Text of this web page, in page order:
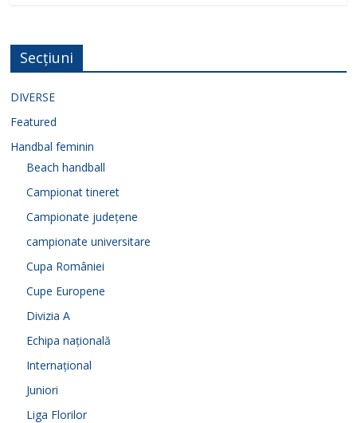
Secțiuni
DIVERSE
Featured
Handbal feminin
Beach handball
Campionat tineret
Campionate județene
campionate universitare
Cupa României
Cupe Europene
Divizia A
Echipa națională
Internațional
Juniori
Liga Florilor